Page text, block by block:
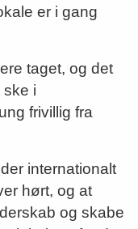
er i gang
taget, og det
ske i
frivillig fra
internationalt
hørt, og at
og skabe